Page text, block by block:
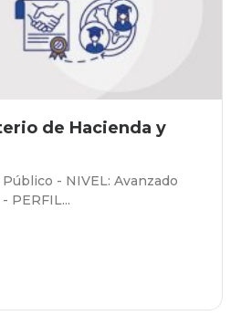
de Hacienda y
- NIVEL: Avanzado
PERFIL...